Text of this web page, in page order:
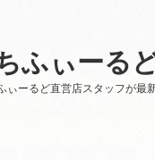
ふぃーる
ぃーるど直営店スタッフが最